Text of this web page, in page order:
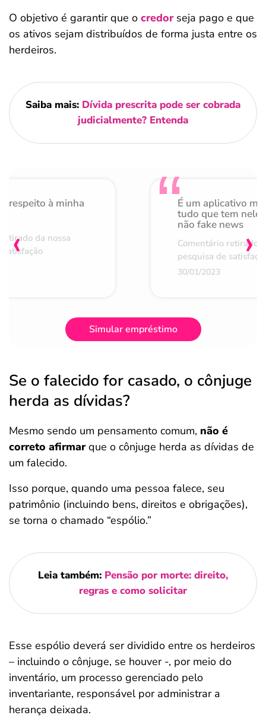
O objetivo é garantir que o credor seja pago e que
os ativos sejam distribuídos de forma justa entre os
herdeiros.
Saiba mais: Dívida prescrita pode ser cobrada
judicialmente? Entenda
respeito à minha
da nossa
É um aplicativo
tudo que tem nele
não fake news
Comentário retirado
pesquisa de
30/01/2023
‹ ›
Simular empréstimo
Se o falecido for casado, o cônjuge
herda as dívidas?
Mesmo sendo um pensamento comum, não é
correto afirmarque o cônjuge herda as dívidas de
um falecido.
Isso porque, quando uma pessoa falece, seu
patrimônio (incluindo bens, direitos e obrigações),
se torna o chamado “espólio.”
Leia também: Pensão por morte: direito,
regras e como solicitar
Esse espólio deverá ser dividido entre os herdeiros
– incluindo o cônjuge, se houver -, por meio do
inventário, um processo gerenciado pelo
inventariante, responsável por administrar a
herança deixada.